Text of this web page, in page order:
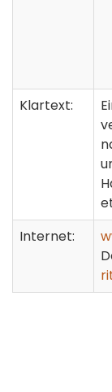
Klartext:
Internet: